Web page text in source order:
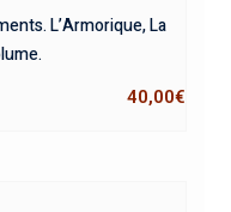
L’Armorique, La
40,00€